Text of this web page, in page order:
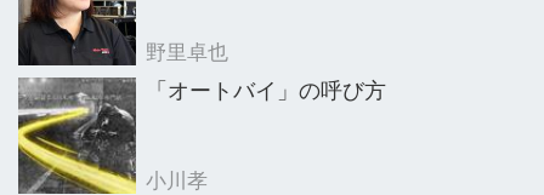
野里卓也
「オートバイ」の呼び方
小川孝